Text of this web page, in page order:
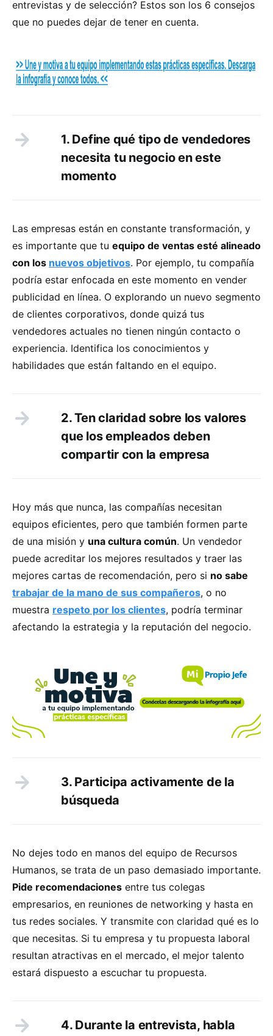
entrevistas y de selección? Estos son los 6 consejos
que no puedes dejar de tener en cuenta.
1. Define qué tipo de vendedores
necesita tu negocio en este
momento
Las empresas están en constante transformación, y
es importante que tu equipo de ventas esté alineado
con los nuevos objetivos. Por ejemplo, tu compañía
podría estar enfocada en este momento en vender
publicidad en línea. O explorando un nuevo segmento
de clientes corporativos, donde quizá tus
vendedores actuales no tienen ningún contacto o
experiencia. Identifica los conocimientos y
habilidades que están faltando en el equipo.
2. Ten claridad sobre los valores
que los empleados deben
compartir con la empresa
Hoy más que nunca, las compañías necesitan
equipos eficientes, pero que también formen parte
de una misión y una cultura común. Un vendedor
puede acreditar los mejores resultados y traer las
mejores cartas de recomendación, pero si no sabe
trabajar de la mano de sus compañeros, o no
muestra respeto por los clientes, podría terminar
afectando la estrategia y la reputación del negocio.
3. Participa activamente de la
búsqueda
No dejes todo en manos del equipo de Recursos
Humanos, se trata de un paso demasiado importante.
Pide recomendaciones entre tus colegas
empresarios, en reuniones de networking y hasta en
tus redes sociales. Y transmite con claridad qué es lo
que necesitas. Si tu empresa y tu propuesta laboral
resultan atractivas en el mercado, el mejor talento
estará dispuesto a escuchar tu propuesta.
4. Durante la entrevista, habla